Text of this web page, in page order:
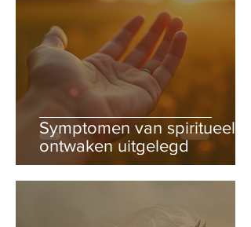
Symptomen van spiritueel
ontwaken uitgelegd